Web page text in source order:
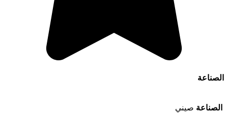
الصناعة
الصناعة صيني